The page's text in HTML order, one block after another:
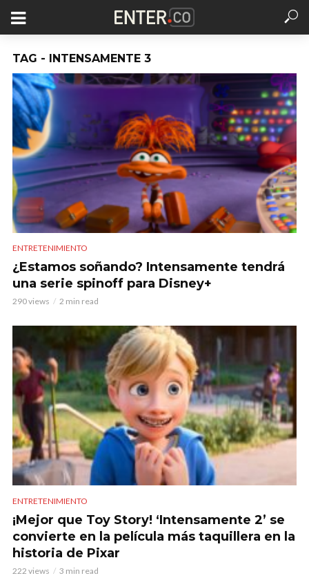
TAG - INTENSAMENTE 3
ENTRETENIMIENTO
¿Estamos soñando? Intensamente tendrá
una serie spinoff para Disney+
290 views 2 min read
ENTRETENIMIENTO
¡Mejor que Toy Story! ‘Intensamente 2’ se
convierte en la película más taquillera en la
historia de Pixar
222 views 3 min read